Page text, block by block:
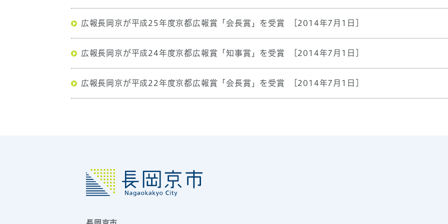
広報長岡京が平成25年度京都広報賞「会長賞」を受賞 [2014年7月1日]
広報長岡京が平成24年度京都広報賞「知事賞」を受賞 [2014年7月1日]
広報長岡京が平成22年度京都広報賞「会長賞」を受賞 [2014年7月1日]